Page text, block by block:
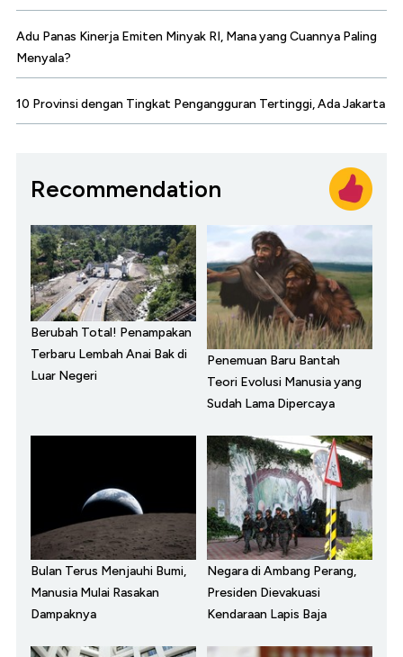
Adu Panas Kinerja Emiten Minyak RI, Mana yang Cuannya Paling
Menyala?
10 Provinsi dengan Tingkat Pengangguran Tertinggi, Ada Jakarta
Recommendation
Berubah Total! Penampakan
Terbaru Lembah Anai Bak di
Luar Negeri
Penemuan Baru Bantah
Teori Evolusi Manusia yang
Sudah Lama Dipercaya
Bulan Terus Menjauhi Bumi,
Manusia Mulai Rasakan
Dampaknya
Negara di Ambang Perang,
Presiden Dievakuasi
Kendaraan Lapis Baja